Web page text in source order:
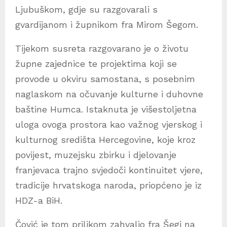
Ljubuškom, gdje su razgovarali s
gvardijanom i župnikom fra Mirom Šegom.
Tijekom susreta razgovarano je o životu
župne zajednice te projektima koji se
provode u okviru samostana, s posebnim
naglaskom na očuvanje kulturne i duhovne
baštine Humca. Istaknuta je višestoljetna
uloga ovoga prostora kao važnog vjerskog i
kulturnog središta Hercegovine, koje kroz
povijest, muzejsku zbirku i djelovanje
franjevaca trajno svjedoči kontinuitet vjere,
tradicije hrvatskoga naroda, priopćeno je iz
HDZ-a BiH.
Čović je tom prilikom zahvalio fra Šegi na